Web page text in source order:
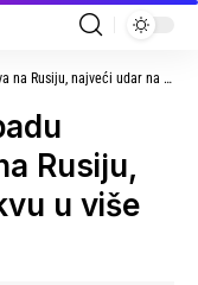
na Moskvu u više od godinu dana
Rusiju,
u više